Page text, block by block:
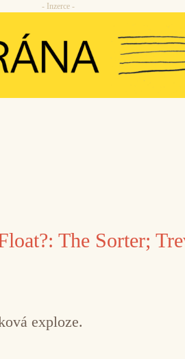
- Inzerce -
The Sorter;
exploze.